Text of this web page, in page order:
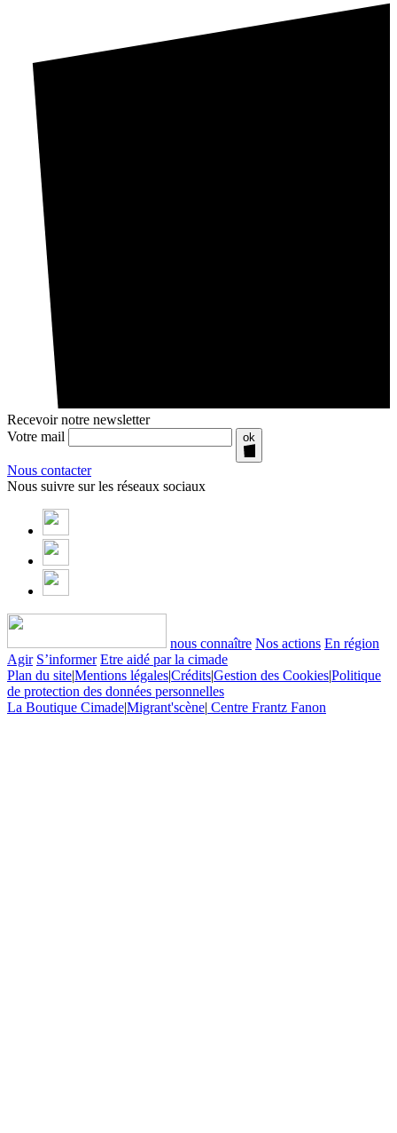
Recevoir notre newsletter
Votre mail
ok
Nous contacter
Nous suivre sur les réseaux sociaux
nous connaître Nos actions En région
Agir S’informer Etre aidé par la cimade
Plan du site|Mentions légales|Crédits|Gestion des Cookies|Politique
de protection des données personnelles
La Boutique Cimade|Migrant'scène| Centre Frantz Fanon